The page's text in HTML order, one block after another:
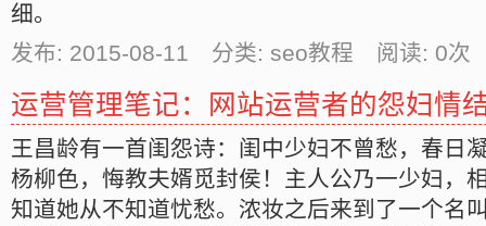
细。
发布: 2015-08-11 分类: seo教程 阅读: 0次
运营管理笔记：网站运营者的怨妇情
王昌龄有一首闺怨诗：闺中少妇不曾愁，春日
杨柳色，悔教夫婿觅封侯！主人公乃一少妇，
知道她从不知道忧愁。浓妆之后来到了一个名